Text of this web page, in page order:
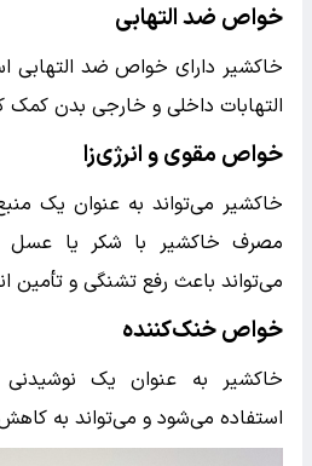
خواص ضد التهابی
خاکشیر دارای خواص ضد التهابی
التهابات داخلی و خارجی بدن کمک
خواص مقوی و انرژی‌زا
خاکشیر می‌تواند به عنوان یک
مصرف خاکشیر با شکر یا عسل
می‌تواند باعث رفع تشنگی و تأمین
خواص خنک‌کننده
خاکشیر به عنوان یک
استفاده می‌شود و می‌تواند به